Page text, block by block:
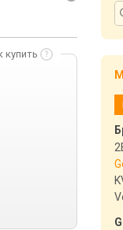
купить